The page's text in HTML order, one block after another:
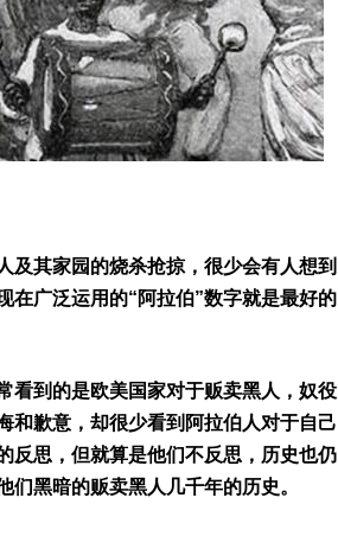
及其家园的烧杀抢掠，很少会有人想到
在广泛运用的“阿拉伯”数字就是最好的
看到的是欧美国家对于贩卖黑人，奴役
和歉意，却很少看到阿拉伯人对于自己
反思，但就算是他们不反思，历史也仍
们黑暗的贩卖黑人几千年的历史。